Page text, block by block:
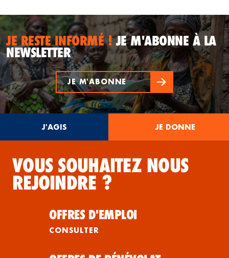
JE RESTE INFORMÉ !JE M'ABONNE À LA
NEWSLETTER
JE M'ABONNE
J'AGIS JE DONNE
VOUS SOUHAITEZ NOUS
REJOINDRE ?
OFFRES D'EMPLOI
CONSULTER